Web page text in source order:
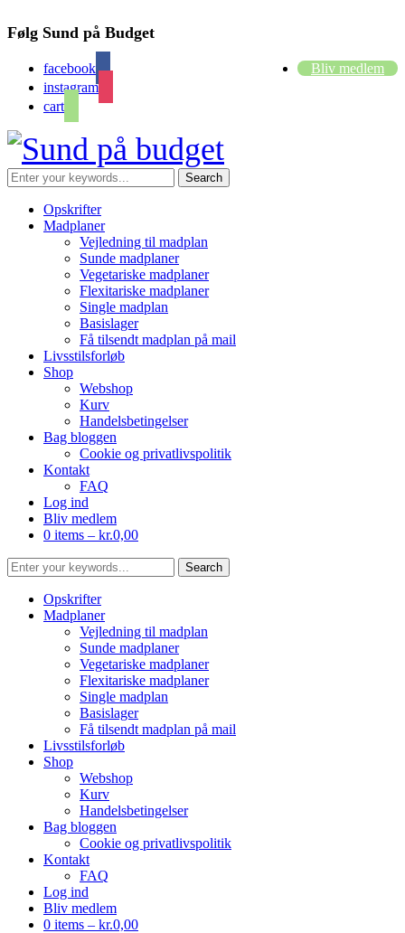
Følg Sund på Budget
facebook
instagram
cart
Bliv medlem
Opskrifter
Madplaner
Vejledning til madplan
Sunde madplaner
Vegetariske madplaner
Flexitariske madplaner
Single madplan
Basislager
Få tilsendt madplan på mail
Livsstilsforløb
Shop
Webshop
Kurv
Handelsbetingelser
Bag bloggen
Cookie og privatlivspolitik
Kontakt
FAQ
Log ind
Bliv medlem
0 items – kr.0,00
Opskrifter
Madplaner
Vejledning til madplan
Sunde madplaner
Vegetariske madplaner
Flexitariske madplaner
Single madplan
Basislager
Få tilsendt madplan på mail
Livsstilsforløb
Shop
Webshop
Kurv
Handelsbetingelser
Bag bloggen
Cookie og privatlivspolitik
Kontakt
FAQ
Log ind
Bliv medlem
0 items – kr.0,00